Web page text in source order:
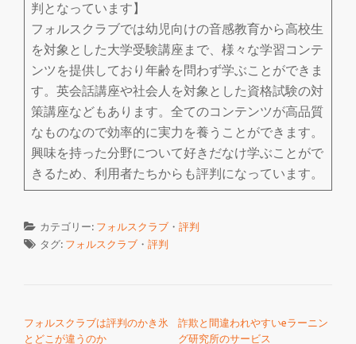
判となっています】
フォルスクラブでは幼児向けの音感教育から高校生
を対象とした大学受験講座まで、様々な学習コンテ
ンツを提供しており年齢を問わず学ぶことができま
す。英会話講座や社会人を対象とした資格試験の対
策講座などもあります。全てのコンテンツが高品質
なものなので効率的に実力を養うことができます。
興味を持った分野について好きだなけ学ぶことがで
きるため、利用者たちからも評判になっています。
カテゴリー: フォルスクラブ ・ 評判
タグ: フォルスクラブ ・ 評判
フォルスクラブは評判のかき氷
とどこが違うのか
詐欺と間違われやすいeラーニン
グ研究所のサービス